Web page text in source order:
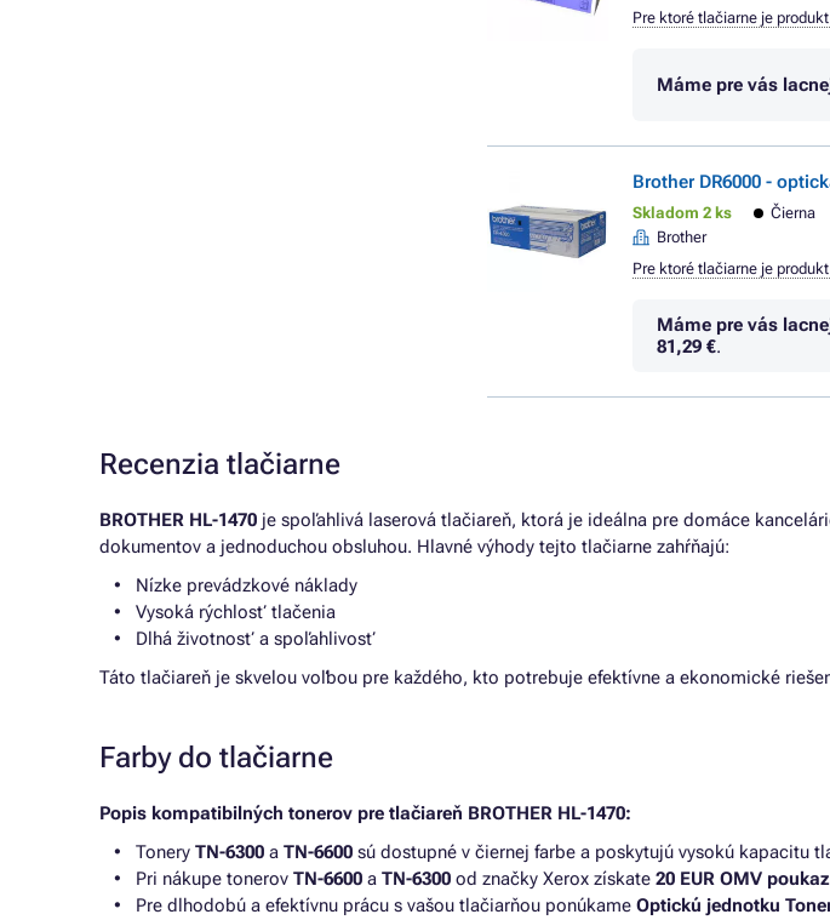
Pre ktoré tlačiarne je
Máme pre vás
Brother DR6000 -
Skladom 2 ks Čierna
Brother
Pre ktoré tlačiarne je
Máme pre vás
81,29 €.
Recenzia tlačiarne
BROTHER HL-1470 je spoľahlivá laserová tlačiareň, ktorá je ideálna pre domáce
dokumentov a jednoduchou obsluhou. Hlavné výhody tejto tlačiarne zahŕňajú:
Nízke prevádzkové náklady
Vysoká rýchlosť tlačenia
Dlhá životnosť a spoľahlivosť
Táto tlačiareň je skvelou voľbou pre každého, kto potrebuje efektívne a ekonomické
Farby do tlačiarne
Popis kompatibilných tonerov pre tlačiareň BROTHER HL-1470:
Tonery TN-6300 a TN-6600 sú dostupné v čiernej farbe a poskytujú vysokú kapacitu
Pri nákupe tonerov TN-6600 a TN-6300 od značky Xerox získate 20 EUR OMV
Pre dlhodobú a efektívnu prácu s vašou tlačiarňou ponúkame Optickú jednotku